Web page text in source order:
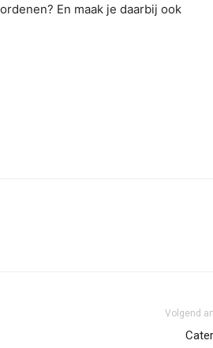
En maak je daarbij ook
Volgend